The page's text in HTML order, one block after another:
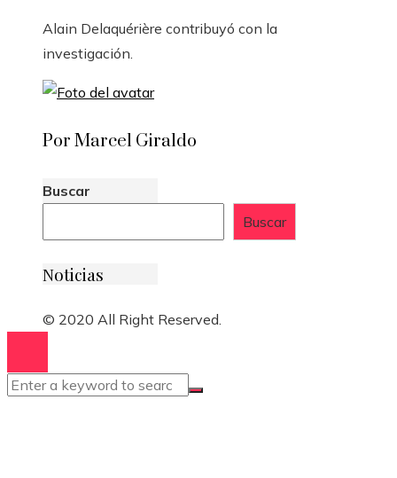
Alain Delaquérière contribuyó con la
investigación.
Por Marcel Giraldo
Buscar
Buscar
Noticias
© 2020 All Right Reserved.